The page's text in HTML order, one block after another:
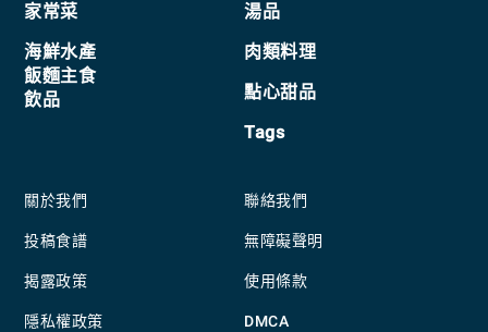
家常菜
海鮮水產
飯麵主食
飲品
湯品
肉類料理
點心甜品
Tags
關於我們
投稿食譜
揭露政策
隱私權政策
聯絡我們
無障礙聲明
使用條款
DMCA